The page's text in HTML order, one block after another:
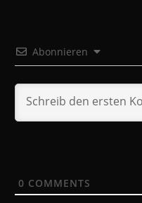
Abonnieren
0 COMMENTS